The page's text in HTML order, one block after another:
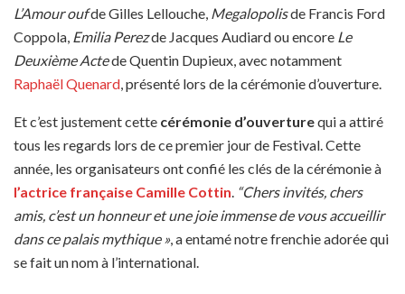
L’Amour oufde Gilles Lellouche, Megalopolisde Francis Ford
Coppola, Emilia Perezde Jacques Audiard ou encore Le
Deuxième Actede Quentin Dupieux, avec notamment
Raphaël Quenard, présenté lors de la cérémonie d’ouverture.
Et c’est justement cette cérémonie d’ouverturequi a attiré
tous les regards lors de ce premier jour de Festival. Cette
année, les organisateurs ont confié les clés de la cérémonie à
l’actrice française Camille Cottin. “Chers invités, chers
amis, c’est un honneur et une joie immense de vous accueillir
dans ce palais mythique », a entamé notre frenchie adorée qui
se fait un nom à l’international.